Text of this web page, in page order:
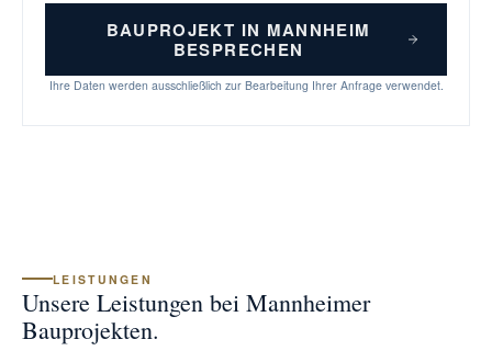
BAUPROJEKT IN MANNHEIM
BESPRECHEN
Ihre Daten werden ausschließlich zur Bearbeitung Ihrer Anfrage verwendet.
LEISTUNGEN
Unsere Leistungen bei Mannheimer
Bauprojekten.